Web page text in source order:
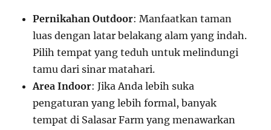
Pernikahan Outdoor: Manfaatkan taman
luas dengan latar belakang alam yang indah.
Pilih tempat yang teduh untuk melindungi
tamu dari sinar matahari.
Area Indoor: Jika Anda lebih suka
pengaturan yang lebih formal, banyak
tempat di Salasar Farm yang menawarkan